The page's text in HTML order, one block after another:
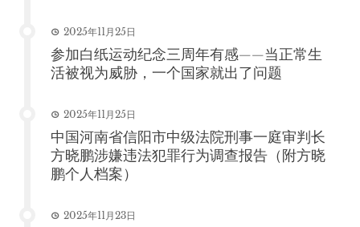
2025年11月25日
参加白纸运动纪念三周年有感——当正常生
活被视为威胁，一个国家就出了问题
2025年11月25日
中国河南省信阳市中级法院刑事一庭审判长
方晓鹏涉嫌违法犯罪行为调查报告（附方晓
鹏个人档案）
2025年11月23日